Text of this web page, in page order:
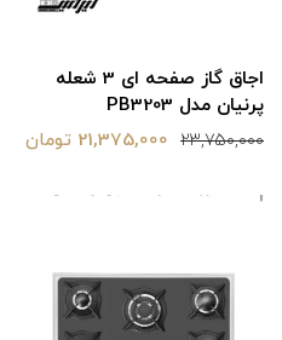
اجاق گاز صفحه ای 3 شعله
پرنیان مدل PB3203
23,750,000 21,375,000 تومان